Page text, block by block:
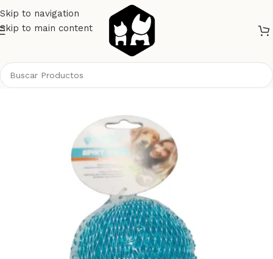
Skip to navigation
Skip to main content